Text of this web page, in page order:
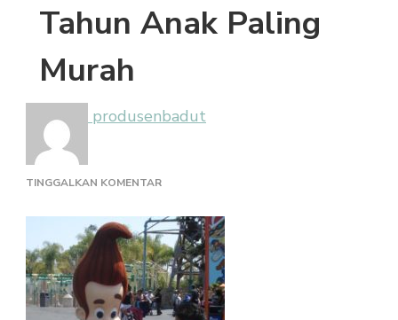
Tahun Anak Paling
Murah
produsenbadut
TINGGALKAN KOMENTARPADA
KOSTUM
BADUT
UNTUK
ACARA
ULANG
TAHUN